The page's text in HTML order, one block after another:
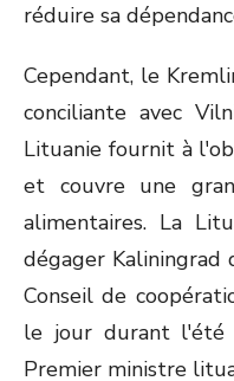
réduire sa
Cependant, le
conciliante avec
Lituanie fournit à
et couvre une
alimentaires. La
dégager
Conseil de
le jour durant
Premier ministre